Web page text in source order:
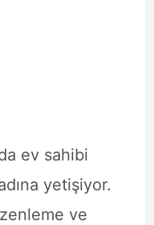
ev sahibi
yetişiyor.
ve